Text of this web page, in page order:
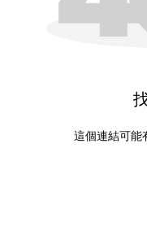
這個連結可能